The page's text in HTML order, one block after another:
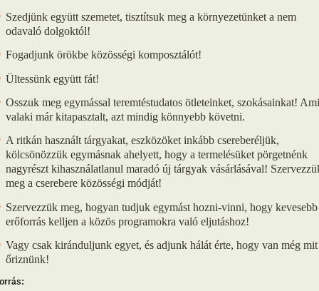
Szedjünk együtt szemetet, tisztítsuk meg a környezetünket a nem
odavaló dolgoktól!
Fogadjunk örökbe közösségi komposztálót!
Ültessünk együtt fát!
Osszuk meg egymással teremtéstudatos ötleteinket, szokásainkat!
valaki már kitapasztalt, azt mindig könnyebb követni.
A ritkán használt tárgyakat, eszközöket inkább csereberéljük,
kölcsönözzük egymásnak ahelyett, hogy a termelésüket pörgetnénk
nagyrészt kihasználatlanul maradó új tárgyak vásárlásával!
meg a cserebere közösségi módját!
Szervezzük meg, hogyan tudjuk egymást hozni-vinni, hogy kevesebb
erőforrás kelljen a közös programokra való eljutáshoz!
Vagy csak kiránduljunk egyet, és adjunk hálát érte, hogy van még mit
őriznünk!